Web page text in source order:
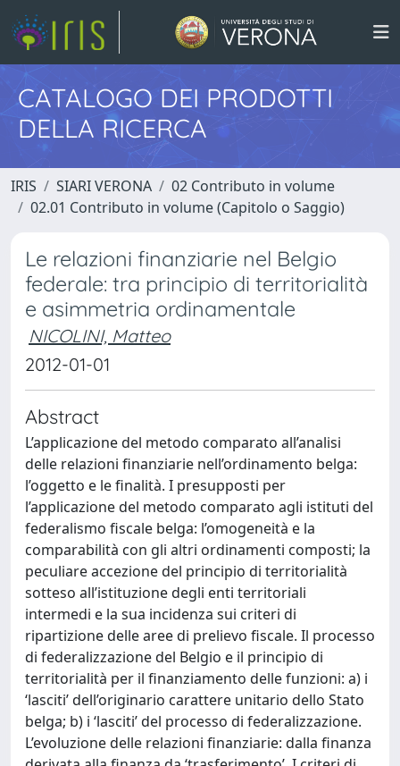
CATALOGO DEI PRODOTTI
DELLA RICERCA
IRIS SIARI VERONA
02 Contributo in volume
02.01 Contributo in volume (Capitolo o Saggio)
Le relazioni finanziarie nel Belgio
federale: tra principio di territorialità
e asimmetria ordinamentale
NICOLINI, Matteo
2012-01-01
Abstract
L’applicazione del metodo comparato all’analisi
delle relazioni finanziarie nell’ordinamento belga:
l’oggetto e le finalità. I presupposti per
l’applicazione del metodo comparato agli istituti del
federalismo fiscale belga: l’omogeneità e la
comparabilità con gli altri ordinamenti composti; la
peculiare accezione del principio di territorialità
sotteso all’istituzione degli enti territoriali
intermedi e la sua incidenza sui criteri di
ripartizione delle aree di prelievo fiscale. Il processo
di federalizzazione del Belgio e il principio di
territorialità per il finanziamento delle funzioni: a) i
‘lasciti’ dell’originario carattere unitario dello Stato
belga; b) i ‘lasciti’ del processo di federalizzazione.
L’evoluzione delle relazioni finanziarie: dalla finanza